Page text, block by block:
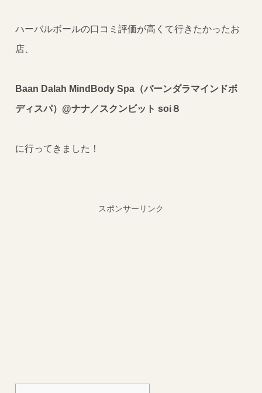
ハーバルボールの口コミ評価が高くて行きたかったお
店、
Baan Dalah MindBody Spa（バーンダラマインドボ
ディスパ）@ナナ／スクンビット soi８
に行ってきました！
スポンサーリンク